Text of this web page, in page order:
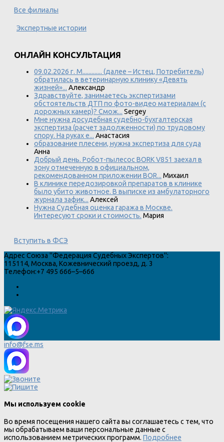
Все филиалы
Экспертные истории
ОНЛАЙН КОНСУЛЬТАЦИЯ
09.02.2026 г. М............. (далее – Истец, Потребитель)
обратилась в ветеринарную клинику «Девять
жизней»... Александр
Здравствуйте, занимаетесь экспертизами
обстоятельств ДТП по фото-видео материалам (с
дорожных камер)? Смож... Sergey
Мне нужна досудебная судебно-бухгалтерская
экспертиза (расчет задолженности) по трудовому
спору. На руках е... Анастасия
образование плесени, нужна экспертиза для суда
Анна
Добрый день. Робот-пылесос BORK V851 заехал в
зону отмеченную в официальном,
рекомендованном приложении BOR... Михаил
В клинике передозировкой препаратов в клинике
было убито животное. В выписке из амбулаторного
журнала зафик... Алексей
Нужна Судебная оценка гаража в Москве.
Интересуют сроки и стоимость. Мария
Вступить в ФСЭ
Адрес Союза "Федерация Судебных Экспертов":
115114, Москва, Кожевнический проезд, д. 3
Телефон:+7 495 666–5–666
info@fse.ms
Мы используем cookie
Во время посещения нашего сайта вы соглашаетесь с тем, что
мы обрабатываем ваши персональные данные с
использованием метрических программ. Подробнее